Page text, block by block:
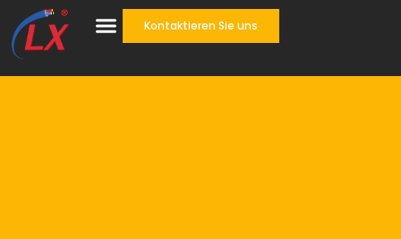
Kontaktieren Sie uns